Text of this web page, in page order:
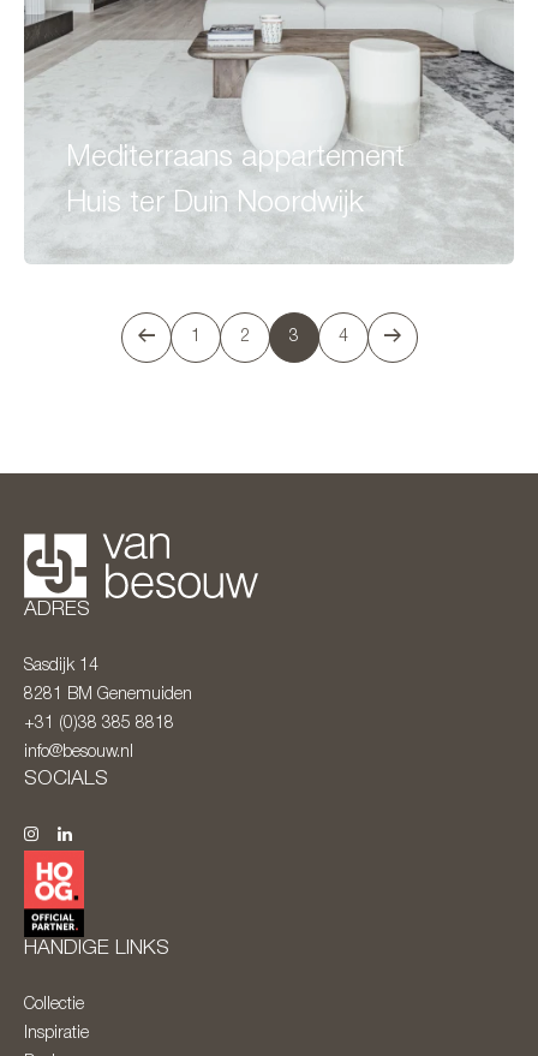
Mediterraans appartement
Huis ter Duin Noordwijk
1 2 3 4
ADRES
Sasdijk 14
8281 BM Genemuiden
+31 (0)38 385 8818
info@besouw.nl
SOCIALS
HANDIGE LINKS
Collectie
Inspiratie